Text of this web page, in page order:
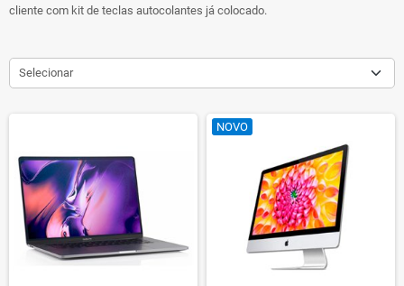
cliente com kit de teclas autocolantes já colocado.
Selecionar
NOVO